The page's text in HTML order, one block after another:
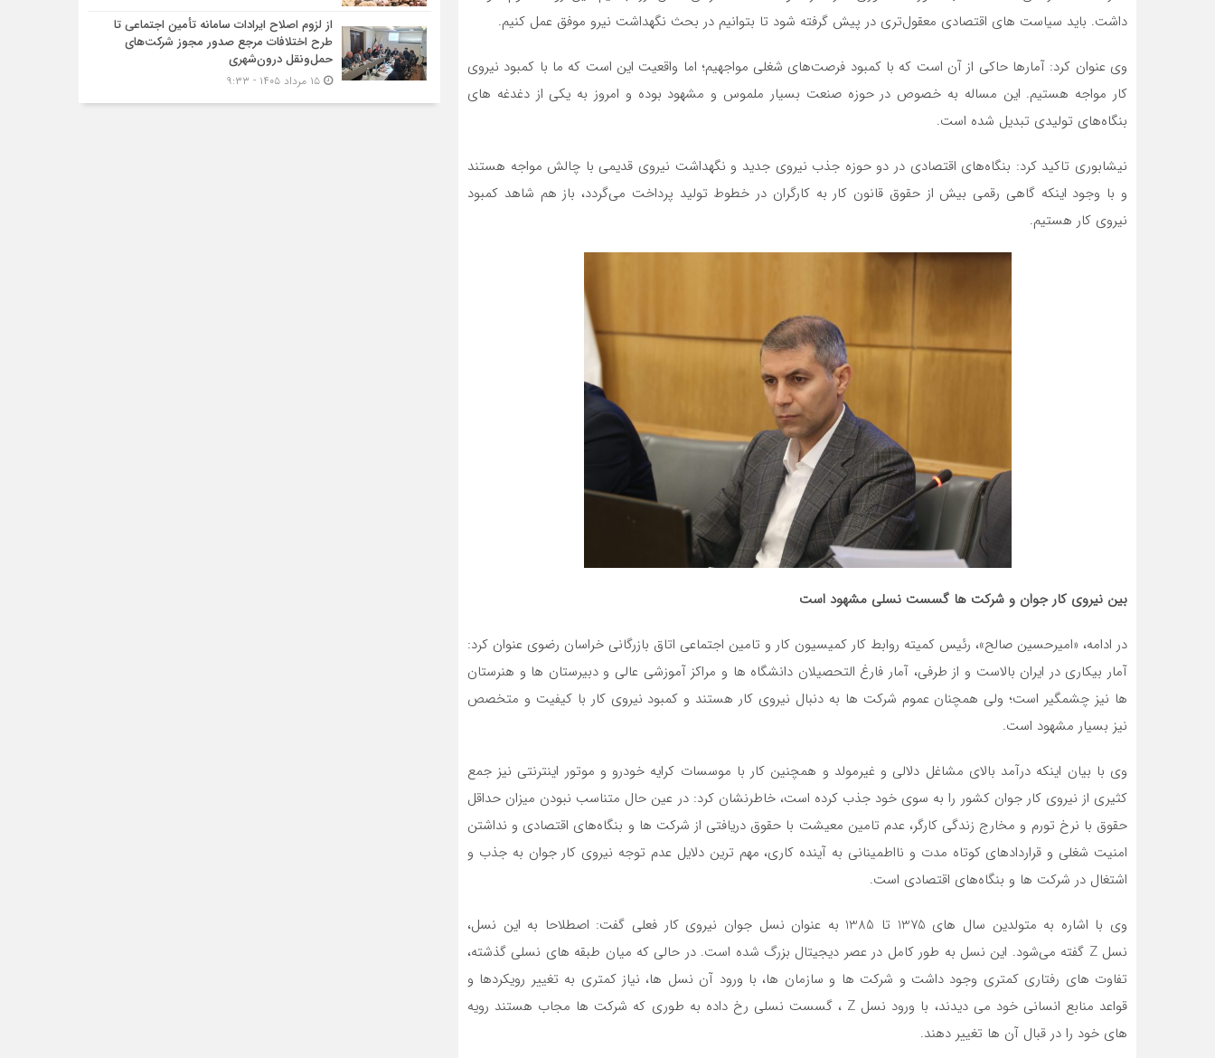
داشت. باید سیاست های اقتصادی معقول‌تری در پیش گرفته شود تا بتوانیم در بحث نگهداشت نیرو موفق عمل کنیم.
وی عنوان کرد: آمارها حاکی از آن است که با کمبود فرصت‌های شغلی مواجهیم؛ اما واقعیت این است که ما با کمبود نیروی
کار مواجه هستیم. این مساله به خصوص در حوزه صنعت بسیار ملموس و مشهود بوده و امروز به یکی از دغدغه های
بنگاه‌های تولیدی تبدیل شده است.
نیشابوری تاکید کرد: بنگاه‌های اقتصادی در دو حوزه جذب نیروی جدید و نگهداشت نیروی قدیمی با چالش مواجه هستند
و با وجود اینکه گاهی رقمی بیش از حقوق قانون کار به کارگران در خطوط تولید پرداخت می‌گردد، باز هم شاهد کمبود
نیروی کار هستیم.
بین نیروی کار جوان و شرکت ها گسست نسلی مشهود است
در ادامه، «امیرحسین صالح»، رئیس کمیته روابط کار کمیسیون کار و تامین اجتماعی اتاق بازرگانی خراسان رضوی عنوان کرد:
آمار بیکاری در ایران بالاست و از طرفی، آمار فارغ التحصیلان دانشگاه ها و مراکز آموزشی عالی و دبیرستان ها و هنرستان
ها نیز چشمگیر است؛ ولی همچنان عموم شرکت ها به دنبال نیروی کار هستند و کمبود نیروی کار با کیفیت و متخصص
نیز بسیار مشهود است.
وی با بیان اینکه درآمد بالای مشاغل دلالی و غیرمولد و همچنین کار با موسسات کرایه خودرو و موتور اینترنتی نیز جمع
کثیری از نیروی کار جوان کشور را به سوی خود جذب کرده است، خاطرنشان کرد: در عین حال متناسب نبودن میزان حداقل
حقوق با نرخ تورم و مخارج زندگی کارگر، عدم تامین معیشت با حقوق دریافتی از شرکت ها و بنگاه‌های اقتصادی و نداشتن
امنیت شغلی و قراردادهای کوتاه مدت و نااطمینانی به آینده کاری، مهم ترین دلایل عدم توجه نیروی کار جوان به جذب و
اشتغال در شرکت ها و بنگاه‌های اقتصادی است.
وی با اشاره به متولدین سال های 1375 تا 1385 به عنوان نسل جوان نیروی کار فعلی گفت: اصطلاحا به این نسل،
نسل Z گفته می‌شود. این نسل به طور کامل در عصر دیجیتال بزرگ شده است. در حالی که میان طبقه های نسلی گذشته،
تفاوت های رفتاری کمتری وجود داشت و شرکت ها و سازمان ها، با ورود آن نسل ها، نیاز کمتری به تغییر رویکردها و
قواعد منابع انسانی خود می دیدند، با ورود نسل Z ، گسست نسلی رخ داده به طوری که شرکت ها مجاب هستند رویه
های خود را در قبال آن ها تغییر دهند.
از لزوم اصلاح ایرادات سامانه تأمین اجتماعی تا
طرح اختلافات مرجع صدور مجوز شرکت‌های
حمل‌ونقل درون‌شهری
۱۵ مرداد ۱۴۰۵ - ۹:۳۳